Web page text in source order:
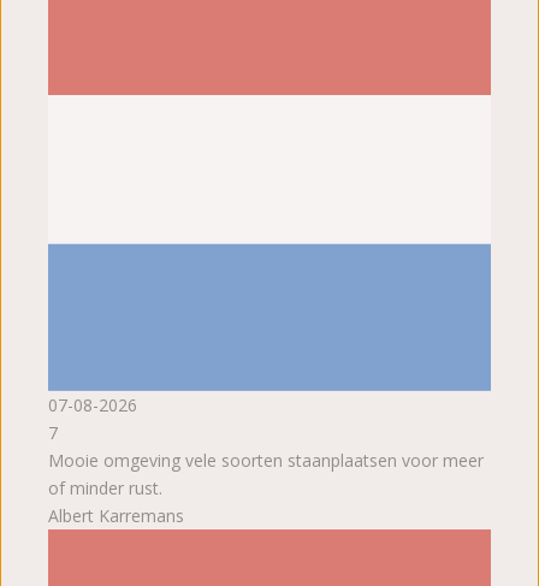
07-08-2026
7
Mooie omgeving vele soorten staanplaatsen voor meer
of minder rust.
Albert Karremans